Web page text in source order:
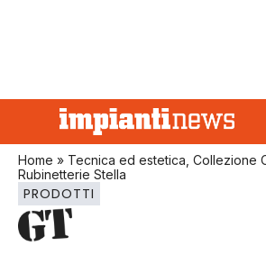
Home » Tecnica ed estetica, Collezione
Rubinetterie Stella
PRODOTTI